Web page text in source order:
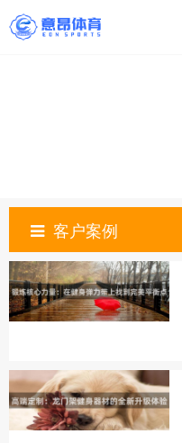
客户案例